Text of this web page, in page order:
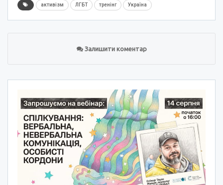
активізм ЛГБТ тренінг Україна
Залишити коментар